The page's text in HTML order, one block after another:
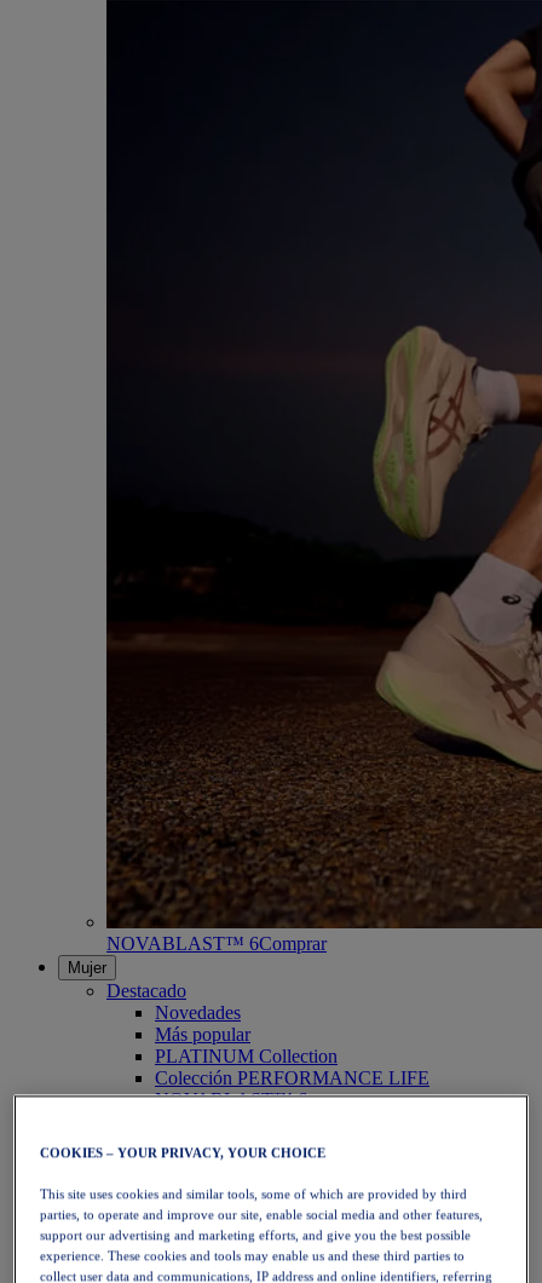
NOVABLAST™ 6Comprar
Mujer
Destacado
Novedades
Más popular
PLATINUM Collection
Colección PERFORMANCE LIFE
NOVABLAST™ 6
Running
Trail Running
Tenis
Voleibol
Balonmano
Pádel
Netball
COOKIES – YOUR PRIVACY, YOUR CHOICE
This site uses cookies and similar tools, some of which are provided by third
parties, to operate and improve our site, enable social media and other features,
support our advertising and marketing efforts, and give you the best possible
experience. These cookies and tools may enable us and these third parties to
collect user data and communications, IP address and online identifiers, referring